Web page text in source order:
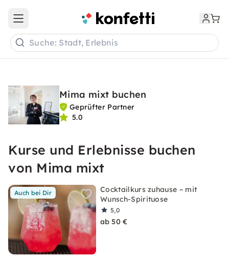
Open main menu
Suche: Stadt, Erlebnis
Mima mixt buchen
Geprüfter Partner
5.0
Kurse und Erlebnisse buchen
von Mima mixt
Auch bei Dir
Cocktailkurs zuhause – mit
Wunsch-Spirituose
5,0
ab 50 €